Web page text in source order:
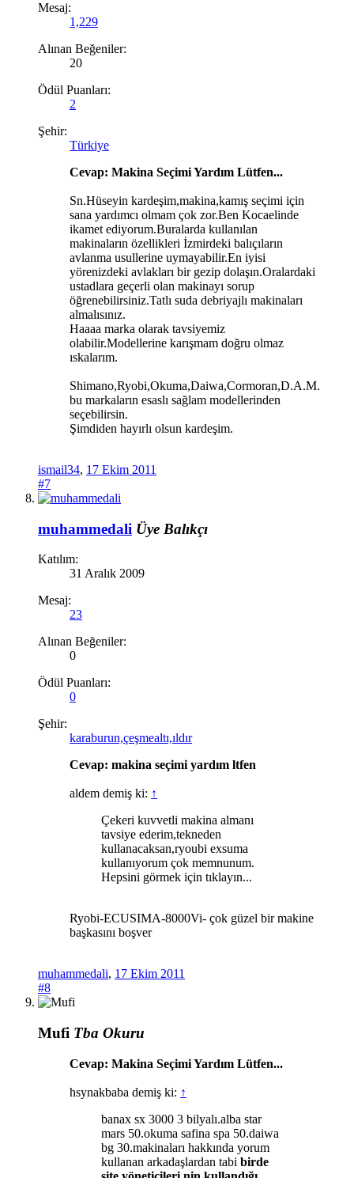
Mesaj:
1,229
Alınan Beğeniler:
20
Ödül Puanları:
2
Şehir:
Türkiye
Cevap: Makina Seçimi Yardım Lütfen...
Sn.Hüseyin kardeşim,makina,kamış seçimi için
sana yardımcı olmam çok zor.Ben Kocaelinde
ikamet ediyorum.Buralarda kullanılan
makinaların özellikleri İzmirdeki balıçıların
avlanma usullerine uymayabilir.En iyisi
yörenizdeki avlakları bir gezip dolaşın.Oralardaki
ustadlara geçerli olan makinayı sorup
öğrenebilirsiniz.Tatlı suda debriyajlı makinaları
almalısınız.
Haaaa marka olarak tavsiyemiz
olabilir.Modellerine karışmam doğru olmaz
ıskalarım.
Shimano,Ryobi,Okuma,Daiwa,Cormoran,D.A.M.
bu markaların esaslı sağlam modellerinden
seçebilirsin.
Şimdiden hayırlı olsun kardeşim.
ismail34, 17 Ekim 2011
#7
muhammedali Üye Balıkçı
Katılım:
31 Aralık 2009
Mesaj:
23
Alınan Beğeniler:
0
Ödül Puanları:
0
Şehir:
karaburun,çeşmealtı,ıldır
Cevap: makina seçimi yardım ltfen
aldem demiş ki: ↑
Çekeri kuvvetli makina almanı
tavsiye ederim,tekneden
kullanacaksan,ryoubi exsuma
kullanıyorum çok memnunum.
Hepsini görmek için tıklayın...
Ryobi-ECUSIMA-8000Vi- çok güzel bir makine
başkasını boşver
muhammedali, 17 Ekim 2011
#8
Mufi Tba Okuru
Cevap: Makina Seçimi Yardım Lütfen...
hsynakbaba demiş ki: ↑
banax sx 3000 3 bilyalı.alba star
mars 50.okuma safina spa 50.daiwa
bg 30.makinaları hakkında yorum
kullanan arkadaşlardan tabi birde